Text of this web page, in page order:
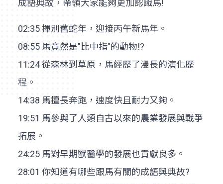
成語典故，帶領大家能夠更加認識馬!
02:35 揮別舊蛇年，迎接丙午新馬年。
08:55 馬竟然是"比中指"的動物!?
11:24 從森林到草原，馬經歷了漫長的演化歷
程。
14:38 馬擅長奔跑，速度快且耐力又夠。
19:51 馬參與了人類自古以來的農業發展與戰爭
拓展。
24:25 馬對早期獸醫學的發展也貢獻良多。
28:01 你知道有哪些跟馬有關的成語與典故?